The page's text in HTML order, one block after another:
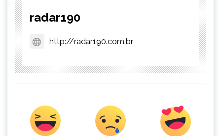
radar190
http://radar190.com.br